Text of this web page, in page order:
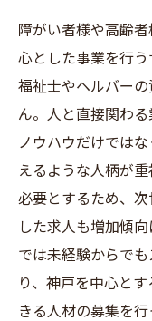
障がい者様や高齢
心とした事業を行
福祉士やヘルバー
ん。人と直接関わ
ノウハウだけでは
えるような人柄が
必要とするため、
した求人も増加傾
では未経験からで
り、神戸を中心と
きる人材の募集を行